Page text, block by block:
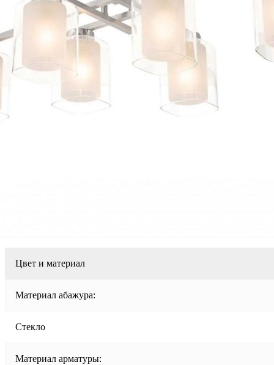
Цвет и материал
Материал абажура:
Стекло
Материал арматуры: